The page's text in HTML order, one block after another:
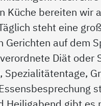
Küche bereiten wir
steht eine
Gerichten auf dem
Diät oder
Spezialitätentage,